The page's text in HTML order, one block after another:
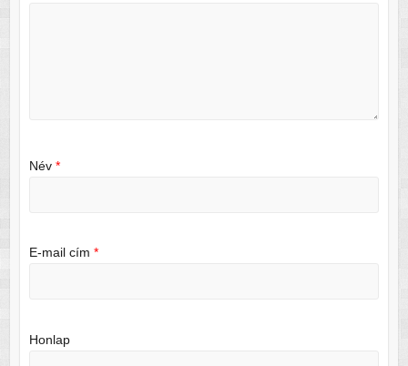
Név *
E-mail cím *
Honlap